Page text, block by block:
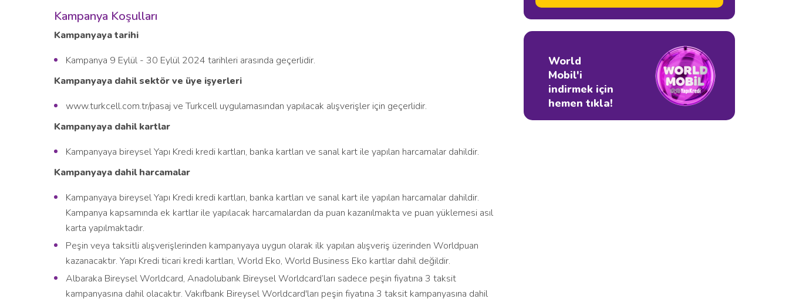
World
Mobil'i
indirmek için
hemen tıkla!
Kampanya Koşulları
Kampanyaya tarihi
Kampanya 9 Eylül - 30 Eylül 2024 tarihleri arasında geçerlidir.
Kampanyaya dahil sektör ve üye işyerleri
www.turkcell.com.tr/pasaj ve Turkcell uygulamasından yapılacak alışverişler için geçerlidir.
Kampanyaya dahil kartlar
Kampanyaya bireysel Yapı Kredi kredi kartları, banka kartları ve sanal kart ile yapılan harcamalar dahildir.
Kampanyaya dahil harcamalar
Kampanyaya bireysel Yapı Kredi kredi kartları, banka kartları ve sanal kart ile yapılan harcamalar dahildir.
Kampanya kapsamında ek kartlar ile yapılacak harcamalardan da puan kazanılmakta ve puan yüklemesi asıl
karta yapılmaktadır.
Peşin veya taksitli alışverişlerinden kampanyaya uygun olarak ilk yapılan alışveriş üzerinden Worldpuan
kazanacaktır. Yapı Kredi ticari kredi kartları, World Eko, World Business Eko kartlar dahil değildir.
Albaraka Bireysel Worldcard, Anadolubank Bireysel Worldcard’ları sadece peşin fiyatına 3 taksit
kampanyasına dahil olacaktır. Vakıfbank Bireysel Worldcard'ları peşin fiyatına 3 taksit kampanyasına dahil